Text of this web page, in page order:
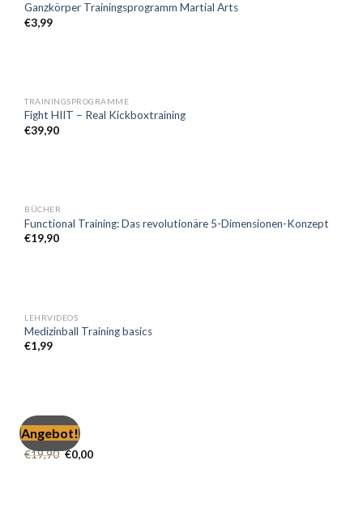
Ganzkörper Trainingsprogramm Martial Arts
€3,99
TRAININGSPROGRAMME
Fight HIIT – Real Kickboxtraining
€39,90
BÜCHER
Functional Training: Das revolutionäre 5-Dimensionen-Konzept
€19,90
LEHRVIDEOS
Medizinball Training basics
€1,99
Angebot!
FREE
Busy Pro
€19,90 €0,00